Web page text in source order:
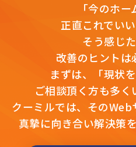
「今のホー
正直これでい
そう感じた
改善のヒントは
まずは、「現状
ご相談頂く方も多く
クーミルでは、そのWeb
真摯に向き合い解決策